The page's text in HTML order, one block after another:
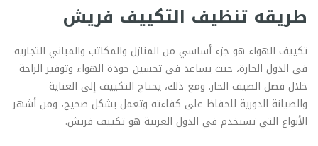
طريقه تنظيف التكييف فريش
تكييف الهواء هو جزء أساسي من المنازل والمكاتب والمباني التجارية
في الدول الحارة، حيث يساعد في تحسين جودة الهواء وتوفير الراحة
خلال فصل الصيف الحار. ومع ذلك، يحتاج التكييف إلى العناية
والصيانة الدورية للحفاظ على كفاءته وتعمل بشكل صحيح، ومن أشهر
الأنواع التي تستخدم في الدول العربية هو تكييف فريش.